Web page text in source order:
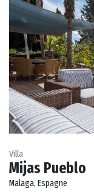
Villa
Mijas Pueblo
Malaga, Espagne